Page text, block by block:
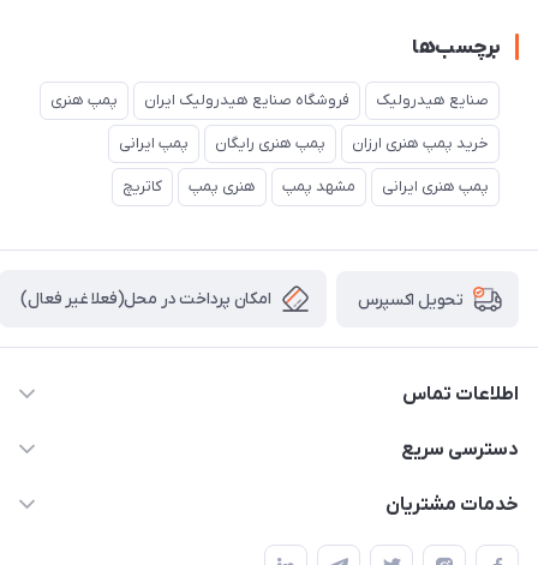
برچسب‌ها
صنایع هیدرولیک فروشگاه صنایع هیدرولیک ایران پمپ هنری
خرید پمپ هنری ارزان پمپ هنری رایگان پمپ ایرانی
پمپ هنری ایرانی مشهد پمپ هنری پمپ کاتریچ
تحویل اکسپرس امکان پرداخت در محل(فعلا غیر فعال)
اطلاعات تماس
04432336021
دسترسی سریع
حساب کاربری
خدمات مشتریان
قوانین و مقررات